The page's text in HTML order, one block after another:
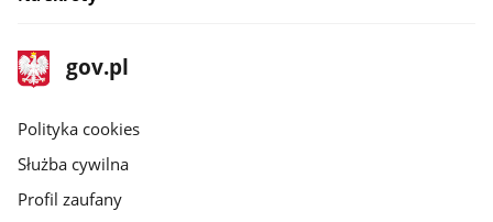
stopka
gov.pl
Strona
gov.pl
gov.pl
Polityka cookies
Służba cywilna
Profil zaufany